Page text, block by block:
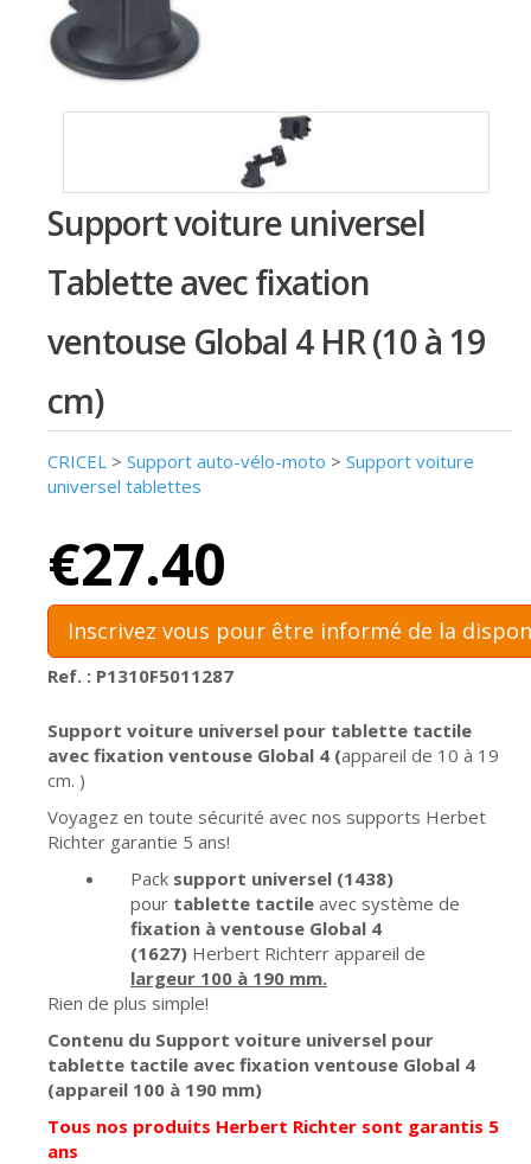
Support voiture universel
Tablette avec fixation
ventouse Global 4 HR (10 à 19
cm)
CRICEL > Support auto-vélo-moto > Support voiture
universel tablettes
€27.40
Inscrivez vous pour être informé de la
Ref. : P1310F5011287
Support voiture universel pour tablette tactile
avec fixation ventouse Global 4 (appareil de 10 à 19
cm. )
Voyagez en toute sécurité avec nos supports Herbet
Richter garantie 5 ans!
Pack support universel (1438)
pour tablette tactile avec système de
fixation à ventouse Global 4
(1627) Herbert Richterr appareil de
largeur 100 à 190 mm.
Rien de plus simple!
Contenu du Support voiture universel pour
tablette tactile avec fixation ventouse Global 4
(appareil 100 à 190 mm)
Tous nos produits Herbert Richter sont garantis 5
ans